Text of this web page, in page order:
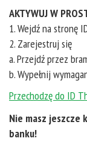
AKTYWUJ W
1. Wejdź na stronę
2. Zarejestruj się
a. Przejdź przez
b. Wypełnij
Przechodzę do ID
Nie masz jeszcze
banku!